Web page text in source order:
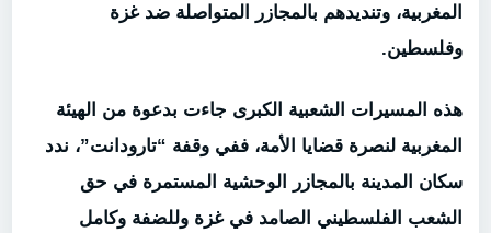
المغربية، وتنديدهم بالمجازر المتواصلة ضد غزة
وفلسطين.
هذه المسيرات الشعبية الكبرى جاءت بدعوة من الهيئة
المغربية لنصرة قضايا الأمة، ففي وقفة “تارودانت”، ندد
سكان المدينة بالمجازر الوحشية المستمرة في حق
الشعب الفلسطيني الصامد في غزة وللضفة وكامل